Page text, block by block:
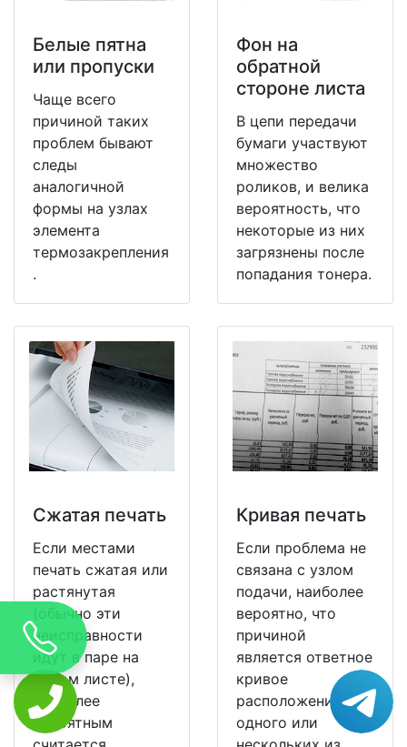
Белые пятна
или пропуски
Чаще всего
причиной таких
проблем бывают
следы
аналогичной
формы на узлах
элемента
термозакрепления
.
Фон на
обратной
стороне листа
В цепи передачи
бумаги участвуют
множество
роликов, и велика
вероятность, что
некоторые из них
загрязнены после
попадания тонера.
Сжатая печать
Если местами
печать сжатая или
растянутая
(обычно эти
неисправности
идут в паре на
одном листе),
наиболее
вероятным
Кривая печать
Если проблема не
связана с узлом
подачи, наиболее
вероятно, что
причиной
является ответное
кривое
расположение
одного или